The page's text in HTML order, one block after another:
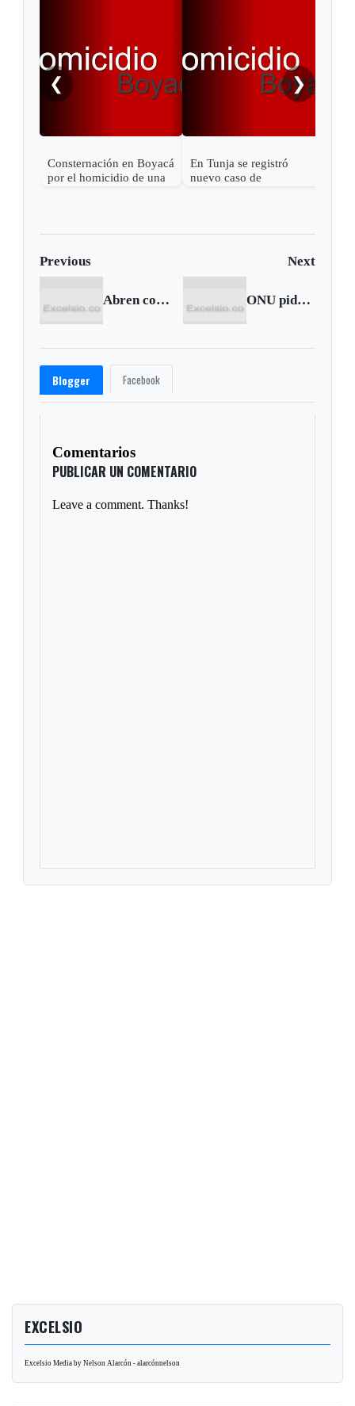
❮
Consternación en Boyacá
por el homicidio de una
En Tunja se registró
nuevo caso de
❯
Previous Next
Abren convocatorias para que desplazados y población vulnerable se postulen a vivienda gratuita ONU pide respeto a la privacidad en internet
Blogger Facebook
Comentarios
PUBLICAR UN COMENTARIO
Leave a comment. Thanks!
EXCELSIO
Excelsio Media by Nelson Alarcón - alarcónnelson